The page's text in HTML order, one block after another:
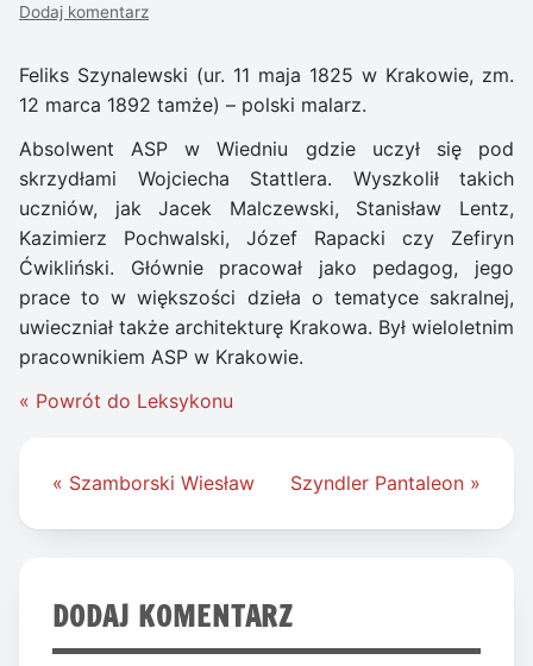
Dodaj komentarz
Feliks Szynalewski (ur. 11 maja 1825 w Krakowie, zm.
12 marca 1892 tamże) – polski malarz.
Absolwent ASP w Wiedniu gdzie uczył się pod
skrzydłami Wojciecha Stattlera. Wyszkolił takich
uczniów, jak Jacek Malczewski, Stanisław Lentz,
Kazimierz Pochwalski, Józef Rapacki czy Zefiryn
Ćwikliński. Głównie pracował jako pedagog, jego
prace to w większości dzieła o tematyce sakralnej,
uwieczniał także architekturę Krakowa. Był wieloletnim
pracownikiem ASP w Krakowie.
« Powrót do Leksykonu
Nawigacja
« Szamborski Wiesław Szyndler Pantaleon »
DODAJ KOMENTARZ